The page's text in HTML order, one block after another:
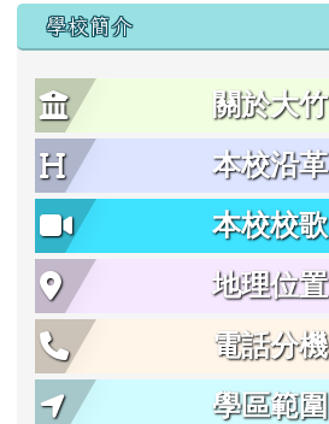
學校簡介
關於大竹
本校沿革
本校校歌
地理位置
電話分機
學區範圍